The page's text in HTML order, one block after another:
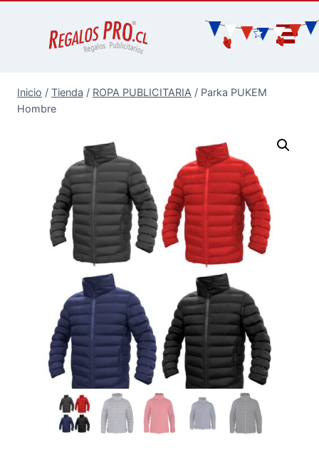
Inicio / Tienda / ROPA PUBLICITARIA / Parka PUKEM
Hombre